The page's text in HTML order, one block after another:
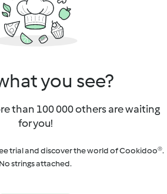
you see?
than 100 000 others are waiting
for you!
trial and discover the world of Cookidoo®.
No strings attached.